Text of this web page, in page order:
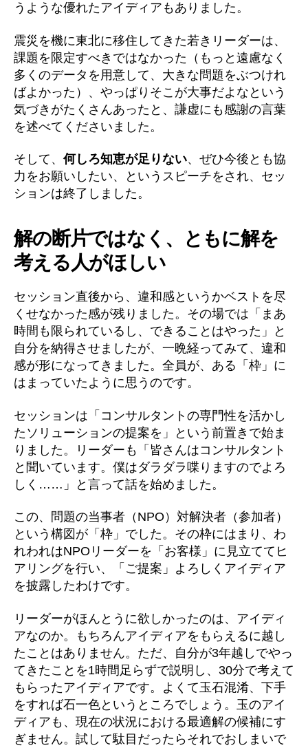
うような優れたアイディアもありました。
震災を機に東北に移住してきた若きリーダーは、
課題を限定すべきではなかった（もっと遠慮なく
多くのデータを用意して、大きな問題をぶつけれ
ばよかった）、やっぱりそこが大事だよなという
気づきがたくさんあったと、謙虚にも感謝の言葉
を述べてくださいました。
そして、 何しろ知恵が足りない、ぜひ今後とも協
力をお願いしたい、というスピーチをされ、セッ
ションは終了しました。
解の断片ではなく、ともに解を
考える人がほしい
セッション直後から、違和感というかベストを尽
くせなかった感が残りました。その場では「まあ
時間も限られているし、できることはやった」と
自分を納得させましたが、一晩経ってみて、違和
感が形になってきました。全員が、ある「枠」に
はまっていたように思うのです。
セッションは「コンサルタントの専門性を活かし
たソリューションの提案を」という前置きで始ま
りました。リーダーも「皆さんはコンサルタント
と聞いています。僕はダラダラ喋りますのでよろ
しく……」と言って話を始めました。
この、問題の当事者（NPO）対解決者（参加者）
という構図が「枠」でした。その枠にはまり、わ
れわれはNPOリーダーを「お客様」に見立ててヒ
アリングを行い、「ご提案」よろしくアイディア
を披露したわけです。
リーダーがほんとうに欲しかったのは、アイディ
アなのか。もちろんアイディアをもらえるに越し
たことはありません。ただ、自分が3年越しでやっ
てきたことを1時間足らずで説明し、30分で考えて
もらったアイディアです。よくて玉石混淆、下手
をすれば石一色というところでしょう。玉のアイ
ディアも、現在の状況における最適解の候補にす
ぎません。試して駄目だったらそれでおしまいで